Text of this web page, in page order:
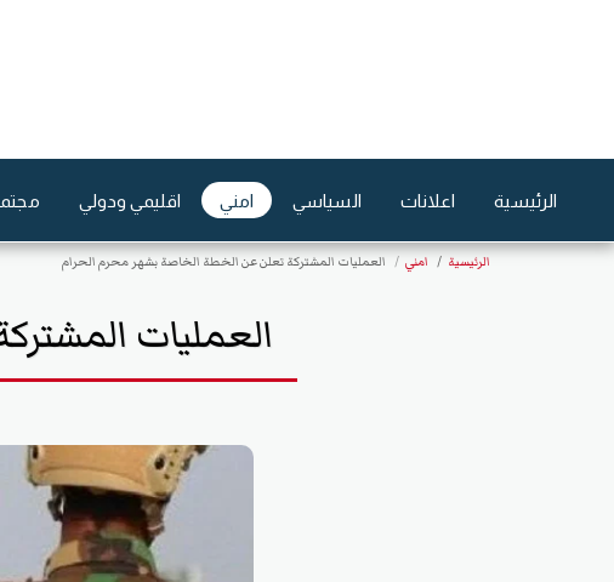
الرئيسية اعلانات السياسي امني اقليمي ودولي
الرئيسية امني العمليات المشتركة تعلن عن الخطة الخاصة بشهر محرم الحرام
العمليات